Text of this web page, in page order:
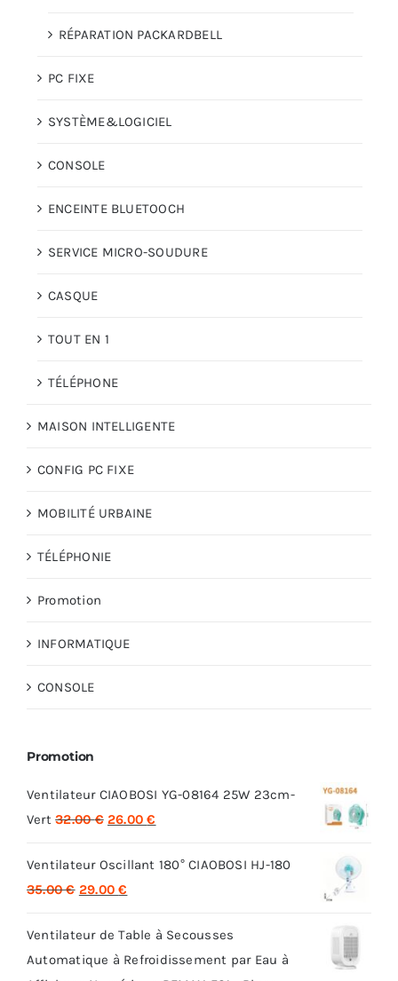
RÉPARATION PACKARDBELL
PC FIXE
SYSTÈME&LOGICIEL
CONSOLE
ENCEINTE BLUETOOCH
SERVICE MICRO-SOUDURE
CASQUE
TOUT EN 1
TÉLÉPHONE
MAISON INTELLIGENTE
CONFIG PC FIXE
MOBILITÉ URBAINE
TÉLÉPHONIE
Promotion
INFORMATIQUE
CONSOLE
Promotion
Ventilateur CIAOBOSI YG-08164 25W 23cm-
Vert 32.00€ Le
initial
était :
26.00€
actuel
Ventilateur Oscillant 180° CIAOBOSI HJ-180
35.00€ Le
initial
était :
29.00€
actuel
est :
Ventilateur de Table à Secousses
Automatique à Refroidissement par Eau à